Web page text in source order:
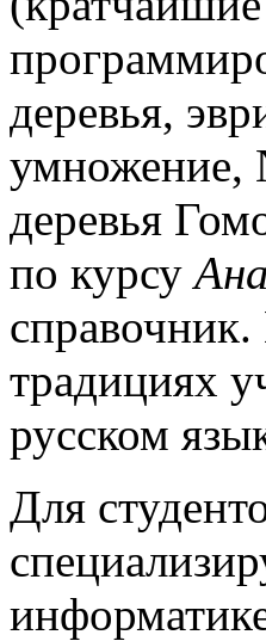
деревья,
умножение,
деревья
по курсу
традициях
русском
Для